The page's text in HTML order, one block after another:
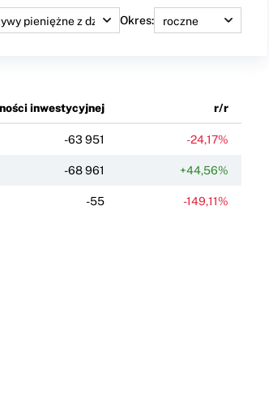
Okres:
inwestycyjnej r/r
-63 951 -24,17%
-68 961 +44,56%
-55 -149,11%